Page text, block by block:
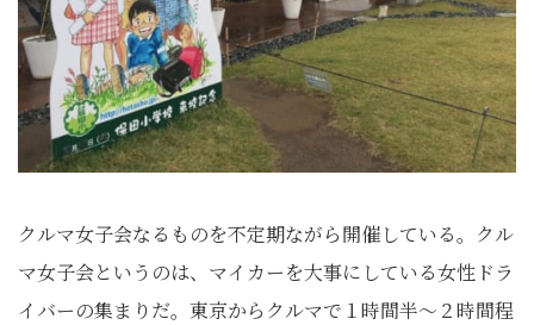
クルマ女子会なるものを不定期ながら開催している。クル
マ女子会というのは、マイカーを大事にしている女性ドラ
イバーの集まりだ。東京からクルマで１時間半～２時間程